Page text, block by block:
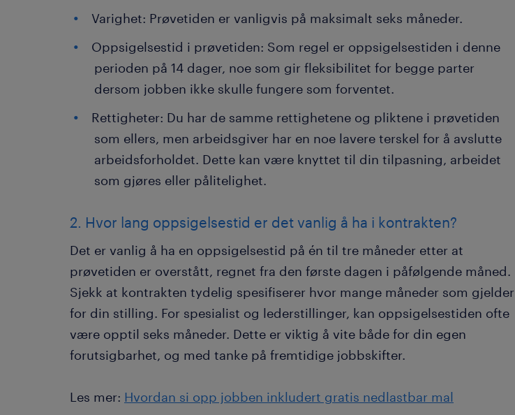
Varighet: Prøvetiden er vanligvis på maksimalt seks måneder.
Oppsigelsestid i prøvetiden: Som regel er oppsigelsestiden i denne
perioden på 14 dager, noe som gir fleksibilitet for begge parter
dersom jobben ikke skulle fungere som forventet.
Rettigheter: Du har de samme rettighetene og pliktene i prøvetiden
som ellers, men arbeidsgiver har en noe lavere terskel for å avslutte
arbeidsforholdet. Dette kan være knyttet til din tilpasning, arbeidet
som gjøres eller pålitelighet.
2. Hvor lang oppsigelsestid er det vanlig å ha i kontrakten?
Det er vanlig å ha en oppsigelsestid på én til tre måneder etter at
prøvetiden er overstått, regnet fra den første dagen i påfølgende måned.
Sjekk at kontrakten tydelig spesifiserer hvor mange måneder som gjelder
for din stilling. For spesialist og lederstillinger, kan oppsigelsestiden ofte
være opptil seks måneder. Dette er viktig å vite både for din egen
forutsigbarhet, og med tanke på fremtidige jobbskifter.
Les mer: Hvordan si opp jobben inkludert gratis nedlastbar mal